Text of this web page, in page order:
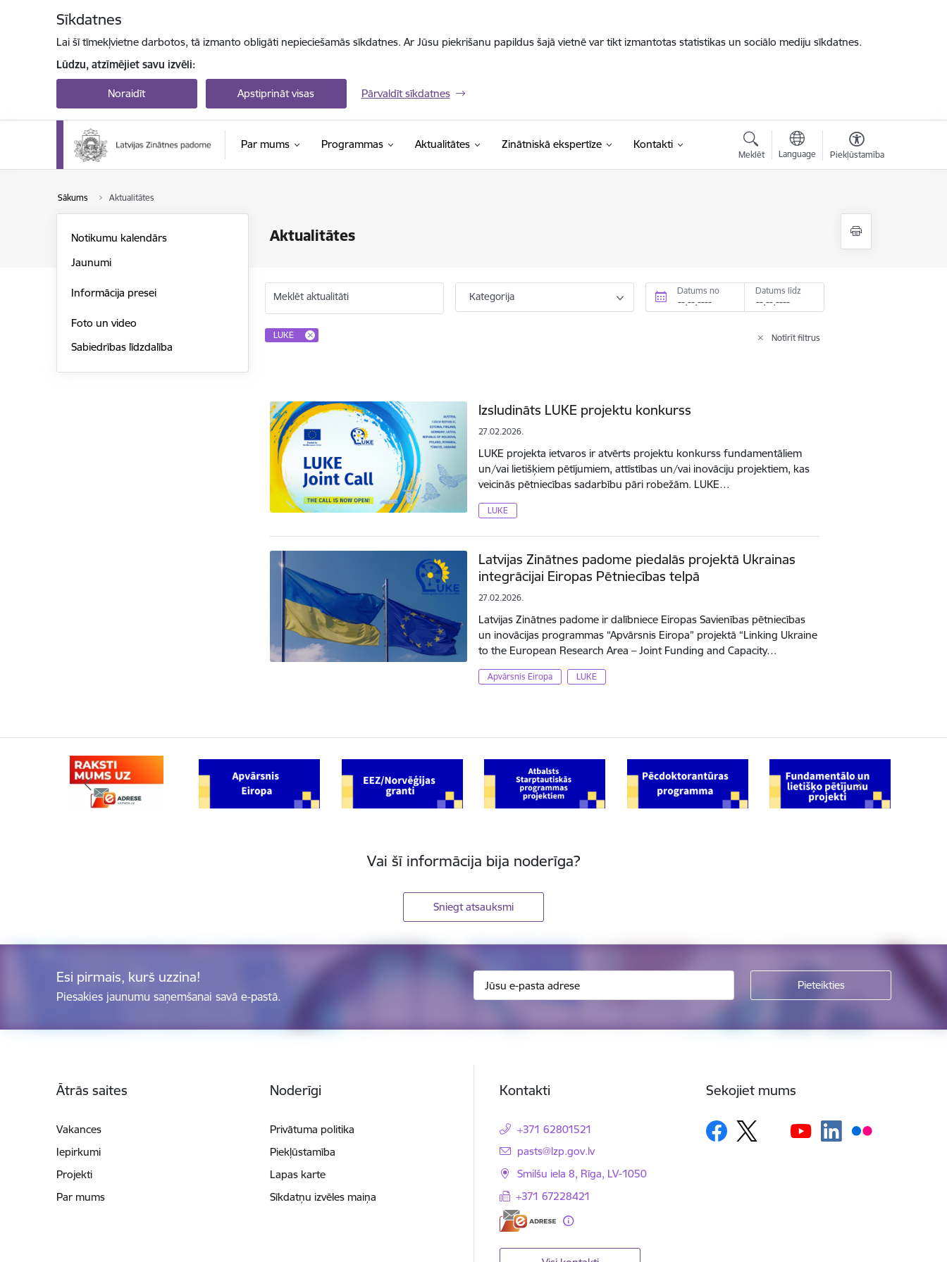
Sīkdatnes
Lai šī tīmekļvietne darbotos, tā izmanto obligāti nepieciešamās sīkdatnes. Ar Jūsu piekrišanu papildus šajā vietnē var tikt izmantotas statistikas un sociālo mediju sīkdatnes.
Lūdzu, atzīmējiet savu izvēli:
Noraidīt Apstiprināt visas Pārvaldīt sīkdatnes
Par mums Programmas Aktualitātes Zinātniskā ekspertīze Kontakti
Meklēt Language Piekļūstamība
Sākums Aktualitātes
Aktualitātes
Notikumu kalendārs
Jaunumi
Informācija presei
Foto un video
Sabiedrības līdzdalība
Meklēt aktualitāti Kategorija Datums no Datums līdz
LUKE Notīrīt filtrus
Izsludināts LUKE projektu konkurss
27.02.2026.
LUKE projekta ietvaros ir atvērts projektu konkurss fundamentāliem
un/vai lietišķiem pētījumiem, attīstības un/vai inovāciju projektiem, kas
veicinās pētniecības sadarbību pāri robežām. LUKE…
LUKE
Latvijas Zinātnes padome piedalās projektā Ukrainas
integrācijai Eiropas Pētniecības telpā
27.02.2026.
Latvijas Zinātnes padome ir dalībniece Eiropas Savienības pētniecības
un inovācijas programmas “Apvārsnis Eiropa” projektā “Linking Ukraine
to the European Research Area – Joint Funding and Capacity…
Apvārsnis Eiropa LUKE
Vai šī informācija bija noderīga?
Sniegt atsauksmi
Esi pirmais, kurš uzzina!
Piesakies jaunumu saņemšanai savā e-pastā.
Ātrās saites
Vakances
Iepirkumi
Projekti
Par mums
Noderīgi
Privātuma politika
Piekļūstamība
Lapas karte
Sīkdatņu izvēles maiņa
Kontakti
+371 62801521
E-pasts:
pasts@lzp.gov.lv
Smilšu iela 8, Rīga, LV-1050
+371 67228421
Sekojiet mums